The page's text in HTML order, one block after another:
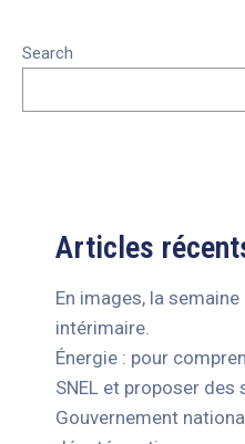
Search
Articles
En images, la
intérimaire.
Énergie : pour
SNEL et proposer des
Gouvernement